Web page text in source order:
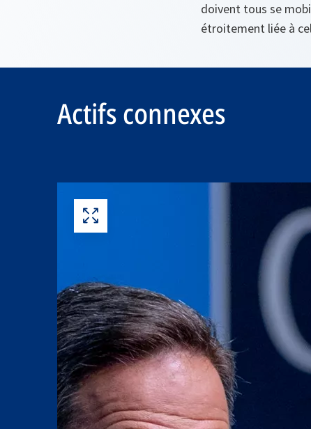
doivent tous se
étroitement liée à
Actifs connexes